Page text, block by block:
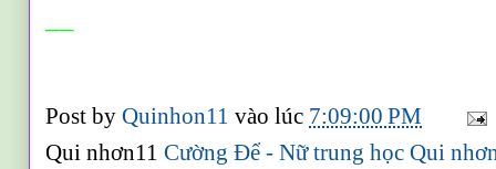
Post byQuinhon11vào lúc 7:09:00 PM
Qui nhơn11Cường Để - Nữ trung học Qui